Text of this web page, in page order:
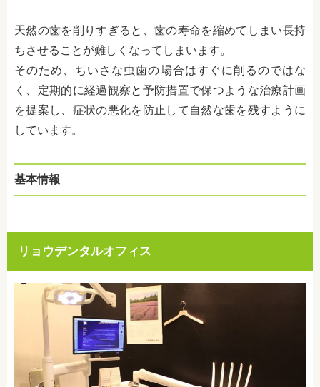
天然の歯を削りすぎると、歯の寿命を縮めてしまい長持
ちさせることが難しくなってしまいます。
そのため、ちいさな虫歯の場合はすぐに削るのではな
く、定期的に経過観察と予防措置で保つような治療計画
を提案し、症状の悪化を防止して自然な歯を残すように
しています。
基本情報
リョウデンタルオフィス